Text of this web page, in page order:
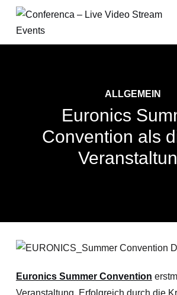
ALLGEMEIN
Euronics
Convention als
Euronics Summer Convention
Veranstaltung. Erfolgreich durch die